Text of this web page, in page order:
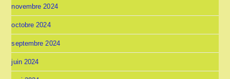
novembre 2024
octobre 2024
septembre 2024
juin 2024